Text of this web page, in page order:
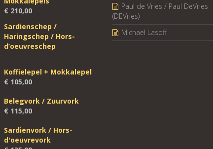
€ 210,00
Sardienschep /
Haringschep / Hors-
d’oeuvreschep
Koffielepel + Mokkalepel
€ 105,00
Belegvork / Zuurvork
€ 115,00
Sardienvork / Hors-
d'oeuvrevork
Paul de Vries / Paul DeVries
(DEVries)
Michael Lasoff